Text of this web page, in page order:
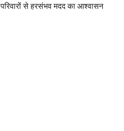
से हरसंभव मदद का आश्वासन